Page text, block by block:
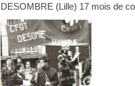
DESOMBRE (Lille) 17 mois de